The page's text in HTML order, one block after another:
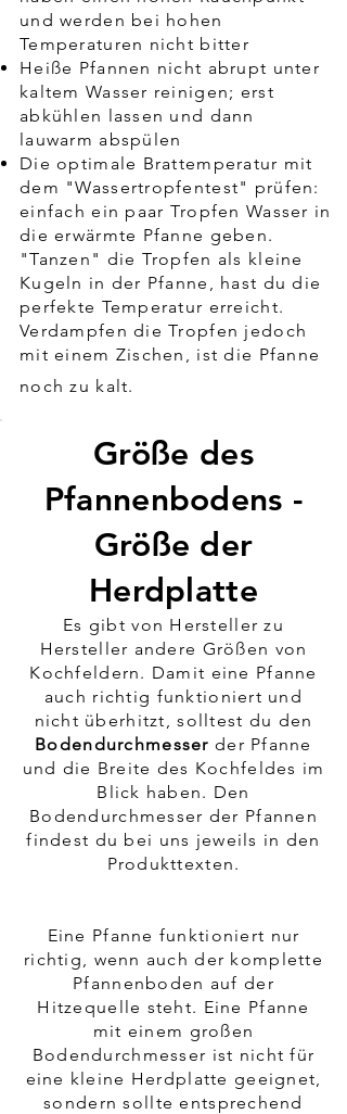
und werden bei hohen
Temperaturen nicht bitter
Heiße Pfannen nicht abrupt unter
kaltem Wasser reinigen; erst
abkühlen lassen und dann
lauwarm abspülen
Die optimale Brattemperatur mit
dem "Wassertropfentest" prüfen:
einfach ein paar Tropfen Wasser in
die erwärmte Pfanne geben.
"Tanzen" die Tropfen als kleine
Kugeln in der Pfanne, hast du die
perfekte Temperatur erreicht.
Verdampfen die Tropfen jedoch
mit einem Zischen, ist die Pfanne
noch zu kalt.
Größe des
Pfannenbodens -
Größe der
Herdplatte
Es gibt von Hersteller zu
Hersteller andere Größen von
Kochfeldern. Damit eine Pfanne
auch richtig funktioniert und
nicht überhitzt, solltest du den
Bodendurchmesser der Pfanne
und die Breite des Kochfeldes im
Blick haben. Den
Bodendurchmesser der Pfannen
findest du bei uns jeweils in den
Produkttexten.
Eine Pfanne funktioniert nur
richtig, wenn auch der komplette
Pfannenboden auf der
Hitzequelle steht. Eine Pfanne
mit einem großen
Bodendurchmesser ist nicht für
eine kleine Herdplatte geeignet,
sondern sollte entsprechend